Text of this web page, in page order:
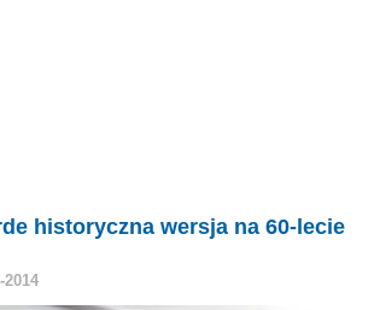
historyczna wersja na 60-lecie
2014